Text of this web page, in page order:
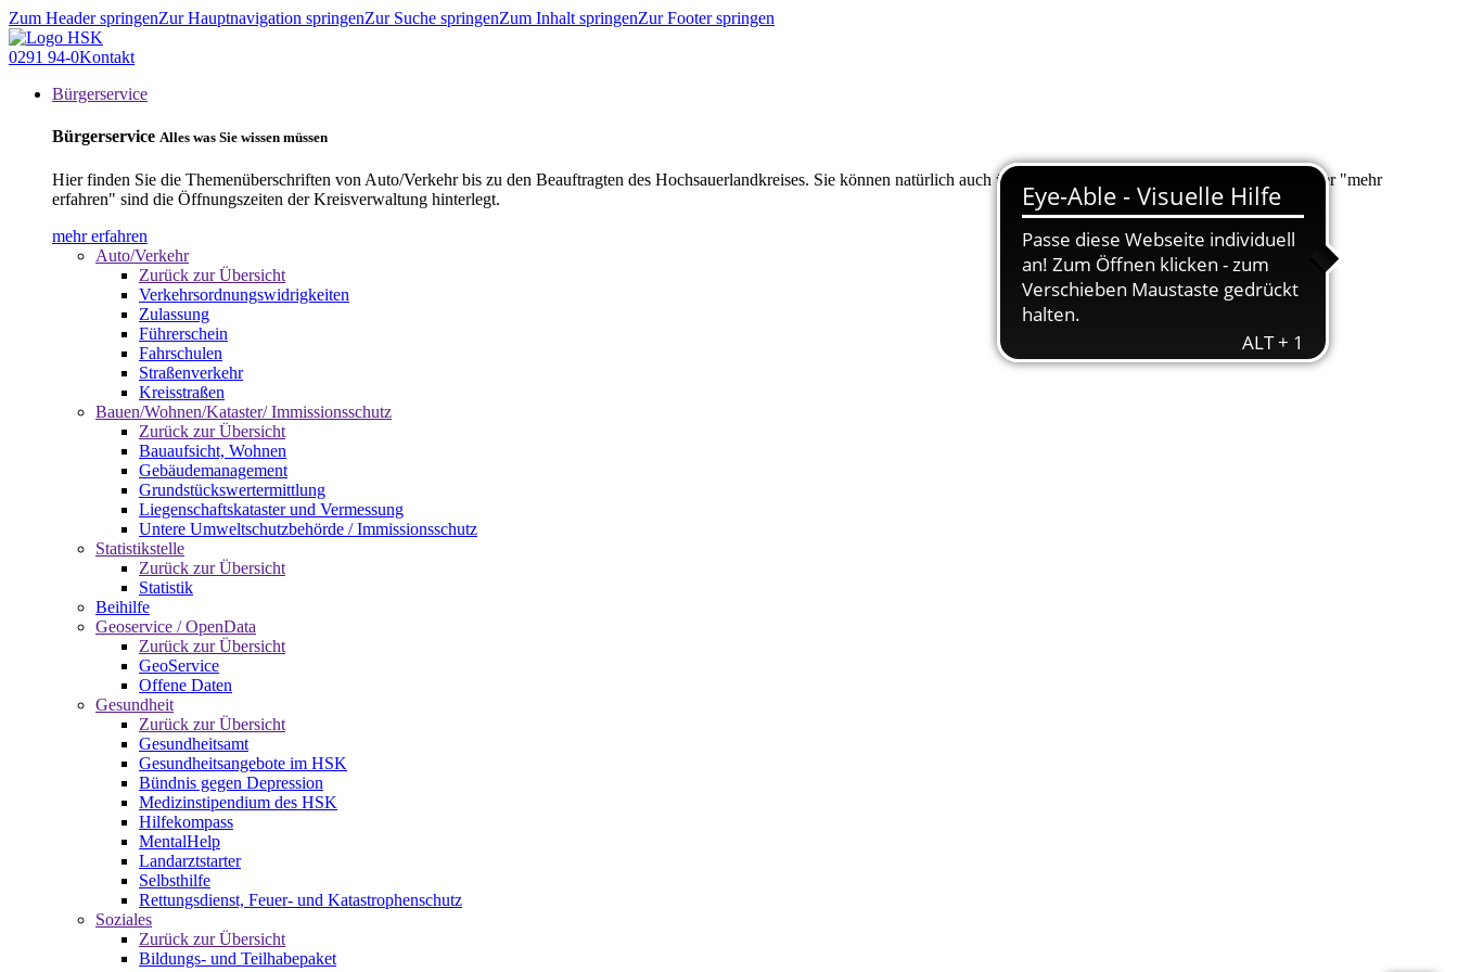
Zum Header springenZur Hauptnavigation springenZur Suche springenZum Inhalt springenZur Footer springen
0291 94-0Kontakt
Bürgerservice
Bürgerservice Alles was Sie wissen müssen
Hier finden Sie die Themenüberschriften von Auto/Verkehr bis zu den Beauftragten des Hochsauerlandkreises. Sie können natürlich auch über "Suche" nach Ihrem Anliegen suchen. Unter "mehr
erfahren" sind die Öffnungszeiten der Kreisverwaltung hinterlegt.
mehr erfahren
Auto/Verkehr
Zurück zur Übersicht
Verkehrsordnungswidrigkeiten
Zulassung
Führerschein
Fahrschulen
Straßenverkehr
Kreisstraßen
Bauen/Wohnen/Kataster/ Immissionsschutz
Zurück zur Übersicht
Bauaufsicht, Wohnen
Gebäudemanagement
Grundstückswertermittlung
Liegenschaftskataster und Vermessung
Untere Umweltschutzbehörde / Immissionsschutz
Statistikstelle
Zurück zur Übersicht
Statistik
Beihilfe
Geoservice / OpenData
Zurück zur Übersicht
GeoService
Offene Daten
Gesundheit
Zurück zur Übersicht
Gesundheitsamt
Gesundheitsangebote im HSK
Bündnis gegen Depression
Medizinstipendium des HSK
Hilfekompass
MentalHelp
Landarztstarter
Selbsthilfe
Rettungsdienst, Feuer- und Katastrophenschutz
Soziales
Zurück zur Übersicht
Bildungs- und Teilhabepaket